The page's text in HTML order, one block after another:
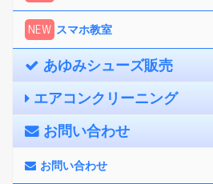
NEW スマホ教室
あゆみシューズ販売
エアコンクリーニング
お問い合わせ
お問い合わせ